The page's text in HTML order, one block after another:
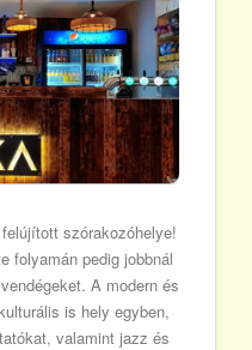
szórakozóhelye!
folyamán pedig jobbnál
A modern és
is hely egyben,
valamint jazz és